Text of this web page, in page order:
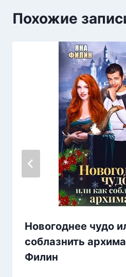
Похожие
Новогоднее чудо
соблазнить
Филин